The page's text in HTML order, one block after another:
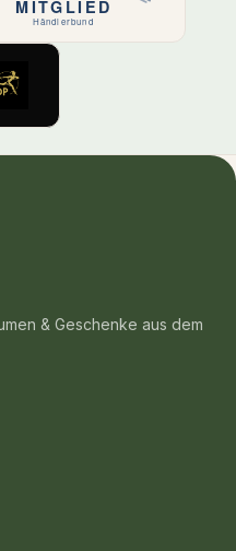
& Geschenke aus dem